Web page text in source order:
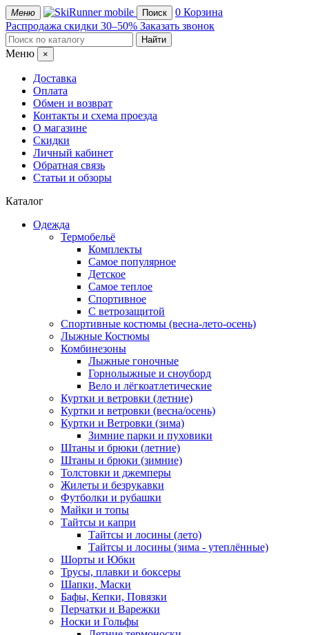
Меню mobile Поиск 0 Корзина
Распродажа скидки 30–50% Заказать звонок
Меню ×
Доставка
Оплата
Обмен и возврат
Контакты и схема проезда
О магазине
Скидки
Личный кабинет
Обратная связь
Статьи и обзоры
Каталог
Одежда
Термобельё
Комплекты
Самое популярное
Детское
Самое теплое
Спортивное
С ветрозащитой
Спортивные костюмы (весна-лето-осень)
Лыжные Костюмы
Комбинезоны
Лыжные гоночные
Горнолыжные и сноуборд
Вело и лёгкоатлетические
Куртки и ветровки (летние)
Куртки и ветровки (весна/осень)
Куртки и Ветровки (зима)
Зимние парки и пуховики
Штаны и брюки (летние)
Штаны и брюки (зимние)
Толстовки и джемперы
Жилеты и безрукавки
Футболки и рубашки
Майки и топы
Тайтсы и капри
Тайтсы и лосины (лето)
Тайтсы и лосины (зима - утеплённые)
Шорты и Юбки
Трусы, плавки и боксеры
Шапки, Маски
Бафы, Кепки, Повязки
Перчатки и Варежки
Носки и Гольфы